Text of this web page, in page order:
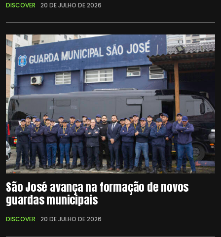
DISCOVER 20 DE JULHO DE 2026
São José avança na formação de novos
guardas municipais
DISCOVER 20 DE JULHO DE 2026